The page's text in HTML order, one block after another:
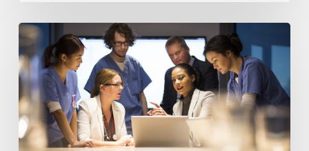
Mitarbeitereinbindung
in
die
Dienstplanung
deutschen
Kliniken